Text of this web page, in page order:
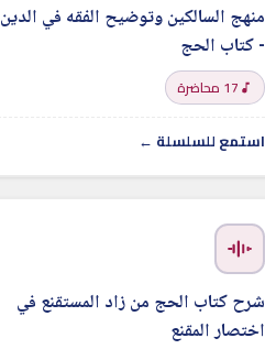
منهج السالكين وتوضيح الفقه في الدين
- كتاب الحج
17 محاضرة
استمع للسلسلة ←
شرح كتاب الحج من زاد المستقنع في
اختصار المقنع